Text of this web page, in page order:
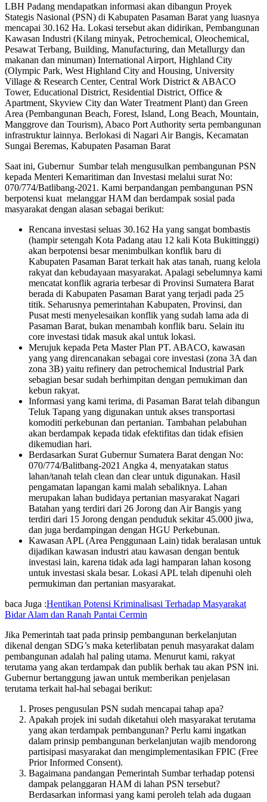
LBH Padang mendapatkan informasi akan dibangun Proyek
Stategis Nasional (PSN) di Kabupaten Pasaman Barat yang luasnya
mencapai 30.162 Ha. Lokasi tersebut akan didirikan, Pembangunan
Kawasan Industri (Kilang minyak, Petrochemical, Oleochemical,
Pesawat Terbang, Building, Manufacturing, dan Metallurgy dan
makanan dan minuman) International Airport, Highland City
(Olympic Park, West Highland City and Housing, University
Village & Research Center, Central Work District & ABACO
Tower, Educational District, Residential District, Office &
Apartment, Skyview City dan Water Treatment Plant) dan Green
Area (Pembangunan Beach, Forest, Island, Long Beach, Mountain,
Manggrove dan Tourism), Abaco Port Authority serta pembangunan
infrastruktur lainnya. Berlokasi di Nagari Air Bangis, Kecamatan
Sungai Beremas, Kabupaten Pasaman Barat
Saat ini, Gubernur Sumbar telah mengusulkan pembangunan PSN
kepada Menteri Kemaritiman dan Investasi melalui surat No:
070/774/Batlibang-2021. Kami berpandangan pembangunan PSN
berpotensi kuat melanggar HAM dan berdampak sosial pada
masyarakat dengan alasan sebagai berikut:
Rencana investasi seluas 30.162 Ha yang sangat bombastis
(hampir setengah Kota Padang atau 12 kali Kota Bukittinggi)
akan berpotensi besar menimbulkan konflik baru di
Kabupaten Pasaman Barat terkait hak atas tanah, ruang kelola
rakyat dan kebudayaan masyarakat. Apalagi sebelumnya kami
mencatat konflik agraria terbesar di Provinsi Sumatera Barat
berada di Kabupaten Pasaman Barat yang terjadi pada 25
titik. Seharusnya pemerintahan Kabupaten, Provinsi, dan
Pusat mesti menyelesaikan konflik yang sudah lama ada di
Pasaman Barat, bukan menambah konflik baru. Selain itu
core investasi tidak masuk akal untuk lokasi.
Merujuk kepada Peta Master Plan PT. ABACO, kawasan
yang yang direncanakan sebagai core investasi (zona 3A dan
zona 3B) yaitu refinery dan petrochemical Industrial Park
sebagian besar sudah berhimpitan dengan pemukiman dan
kebun rakyat.
Informasi yang kami terima, di Pasaman Barat telah dibangun
Teluk Tapang yang digunakan untuk akses transportasi
komoditi perkebunan dan pertanian. Tambahan pelabuhan
akan berdampak kepada tidak efektifitas dan tidak efisien
dikemudian hari.
Berdasarkan Surat Gubernur Sumatera Barat dengan No:
070/774/Balitbang-2021 Angka 4, menyatakan status
lahan/tanah telah clean dan clear untuk digunakan. Hasil
pengamatan lapangan kami malah sebaliknya. Lahan
merupakan lahan budidaya pertanian masyarakat Nagari
Batahan yang terdiri dari 26 Jorong dan Air Bangis yang
terdiri dari 15 Jorong dengan penduduk sekitar 45.000 jiwa,
dan juga berdampingan dengan HGU Perkebunan.
Kawasan APL (Area Penggunaan Lain) tidak beralasan untuk
dijadikan kawasan industri atau kawasan dengan bentuk
investasi lain, karena tidak ada lagi hamparan lahan kosong
untuk investasi skala besar. Lokasi APL telah dipenuhi oleh
permukiman dan pertanian masyarakat.
baca Juga :Hentikan Potensi Kriminalisasi Terhadap Masyarakat
Bidar Alam dan Ranah Pantai Cermin
Jika Pemerintah taat pada prinsip pembangunan berkelanjutan
dikenal dengan SDG’s maka keterlibatan penuh masyarakat dalam
pembangunan adalah hal paling utama. Menurut kami, rakyat
terutama yang akan terdampak dan publik berhak tau akan PSN ini.
Gubernur bertanggung jawan untuk memberikan penjelasan
terutama terkait hal-hal sebagai berikut:
Proses pengusulan PSN sudah mencapai tahap apa?
Apakah projek ini sudah diketahui oleh masyarakat terutama
yang akan terdampak pembangunan? Perlu kami ingatkan
dalam prinsip pembangunan berkelanjutan wajib mendorong
partisipasi masyarakat dan mengimplementasikan FPIC (Free
Prior Informed Consent).
Bagaimana pandangan Pemerintah Sumbar terhadap potensi
dampak pelanggaran HAM di lahan PSN tersebut?
Berdasarkan informasi yang kami peroleh telah ada dugaan